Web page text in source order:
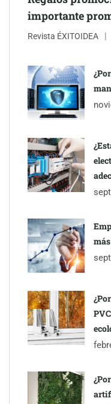
inmobiliarios: hasta 82%
Gestoría Online reduce a
importante
Revista ÉXITOIDEA